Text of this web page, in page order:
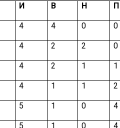
И В Н П
4 4 0 0
4 2 2 0
4 2 1 1
4 1 1 2
5 1 0 4
5 1 0 4